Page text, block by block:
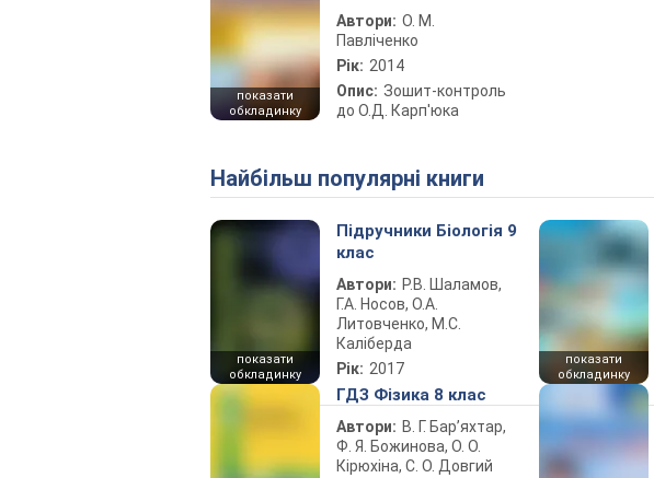
показати
обкладинку
Автори: О. М.
Павліченко
Рік: 2014
Опис: Зошит-контроль
до О.Д. Карп'юка
Найбільш популярні книги
показати
обкладинку
Підручники Біологія 9
клас
Автори: Р.В. Шаламов,
Г.А. Носов, О.А.
Литовченко, М.С.
Каліберда
Рік: 2017
показати
обкладинку
ГДЗ Фізика 8 клас
Автори: В. Г. Бар’яхтар,
Ф. Я. Божинова, О. О.
Кірюхіна, С. О. Довгий